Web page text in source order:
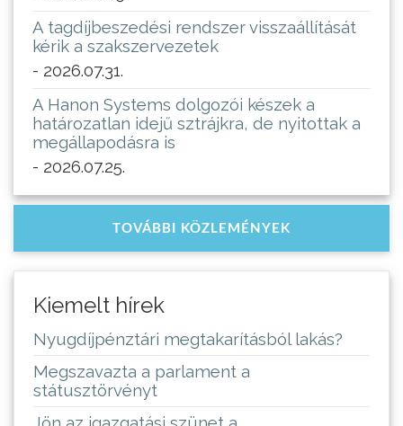
A tagdíjbeszedési rendszer visszaállítását
kérik a szakszervezetek
- 2026.07.31.
A Hanon Systems dolgozói készek a
határozatlan idejű sztrájkra, de nyitottak a
megállapodásra is
- 2026.07.25.
TOVÁBBI KÖZLEMÉNYEK
Kiemelt hírek
Nyugdíjpénztári megtakarításból lakás?
Megszavazta a parlament a
státusztörvényt